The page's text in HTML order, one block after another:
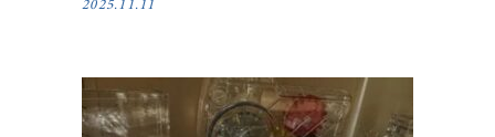
2025.11.11